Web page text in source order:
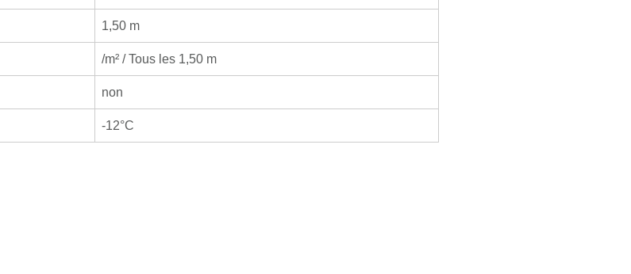
1,50 m
/m² / Tous les 1,50 m
non
-12°C